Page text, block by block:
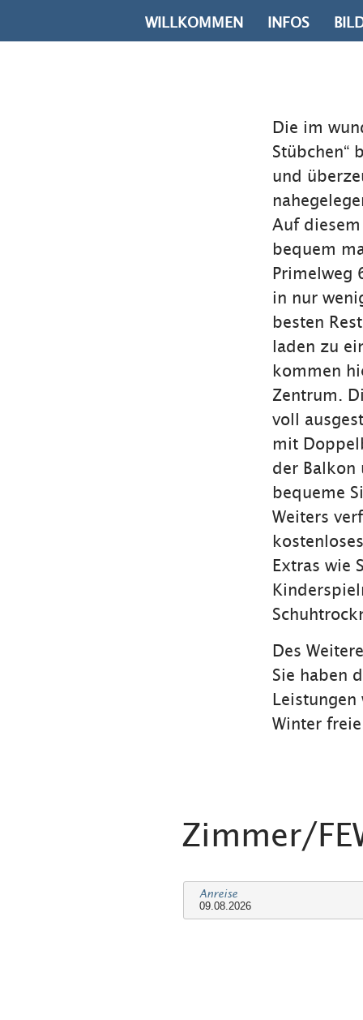
WILLKOMMEN INFOS
Die im
Stübchen“
und
Auf
bequem
Primelweg
in nur
besten
laden zu
kommen
Zentrum.
voll
mit
der Balkon
bequeme
Weiters
Extras wie
Des
Sie haben
Winter
Zimmer/
Anreise